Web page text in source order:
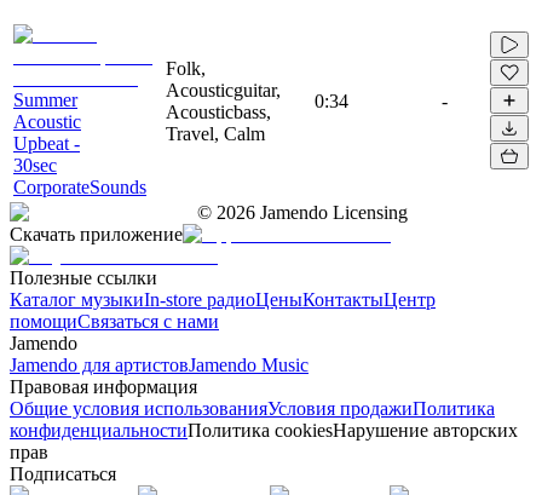
Summer
Acoustic
Upbeat -
30sec
CorporateSounds
Folk,
Acousticguitar,
Acousticbass,
Travel, Calm
0:34 -
© 2026 Jamendo Licensing
Скачать приложение
Полезные ссылки
Каталог музыкиIn-store радиоЦеныКонтактыЦентр
помощиСвязаться с нами
Jamendo
Jamendo для артистовJamendo Music
Правовая информация
Общие условия использованияУсловия продажиПолитика
конфиденциальностиПолитика cookiesНарушение авторских
прав
Подписаться